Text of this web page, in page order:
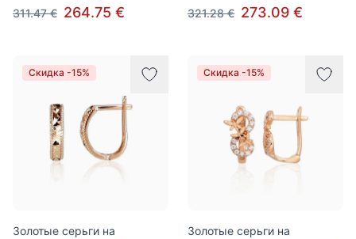
311.47 € 264.75 €
321.28 € 273.09 €
Скидка -15%
Золотые серьги на
Скидка -15%
Золотые серьги на